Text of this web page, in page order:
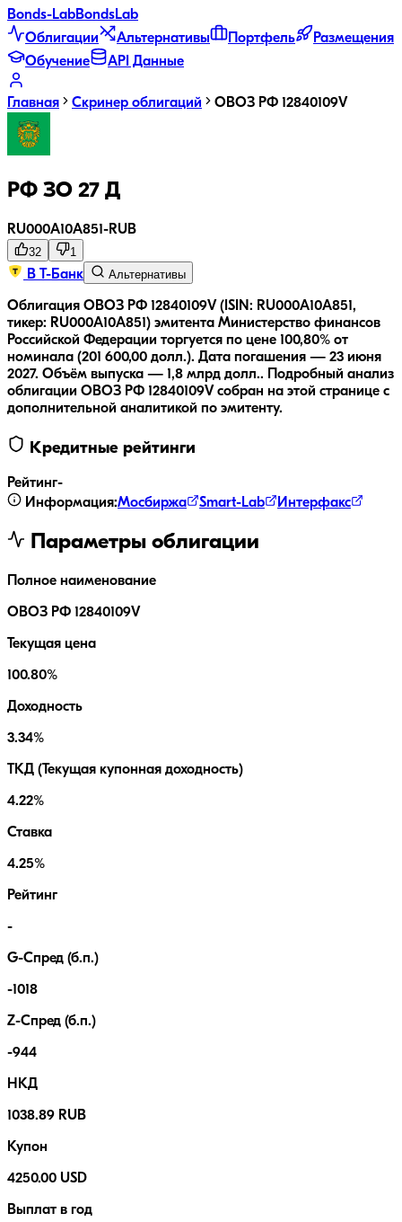
Bonds-LabBondsLab
Облигации
Альтернативы Портфель
Размещения
Обучение
API Данные
Главная Скринер облигаций ОВОЗ РФ 12840109V
РФ ЗО 27 Д
RU000A10A851-RUB
32 1
В Т-Банк Альтернативы
Облигация ОВОЗ РФ 12840109V (ISIN: RU000A10A851,
тикер: RU000A10A851) эмитента Министерство финансов
Российской Федерации торгуется по цене 100,80% от
номинала (201 600,00 долл.). Дата погашения — 23 июня
2027. Объём выпуска — 1,8 млрд долл..
Подробный анализ
облигации ОВОЗ РФ 12840109V собран на этой странице с
дополнительной аналитикой по эмитенту.
Кредитные рейтинги
Рейтинг-
Информация:Мосбиржа Smart-Lab Интерфакс
Параметры облигации
Полное наименование
ОВОЗ РФ 12840109V
Текущая цена
100.80%
Доходность
3.34%
ТКД (Текущая купонная доходность)
4.22%
Ставка
4.25%
Рейтинг
-
G-Спред (б.п.)
-1018
Z-Спред (б.п.)
-944
НКД
1038.89 RUB
Купон
4250.00 USD
Выплат в год